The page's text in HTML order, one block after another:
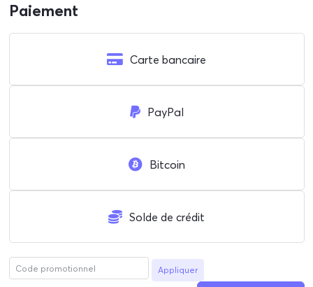
Paiement
Carte bancaire
PayPal
Bitcoin
Solde de crédit
Appliquer